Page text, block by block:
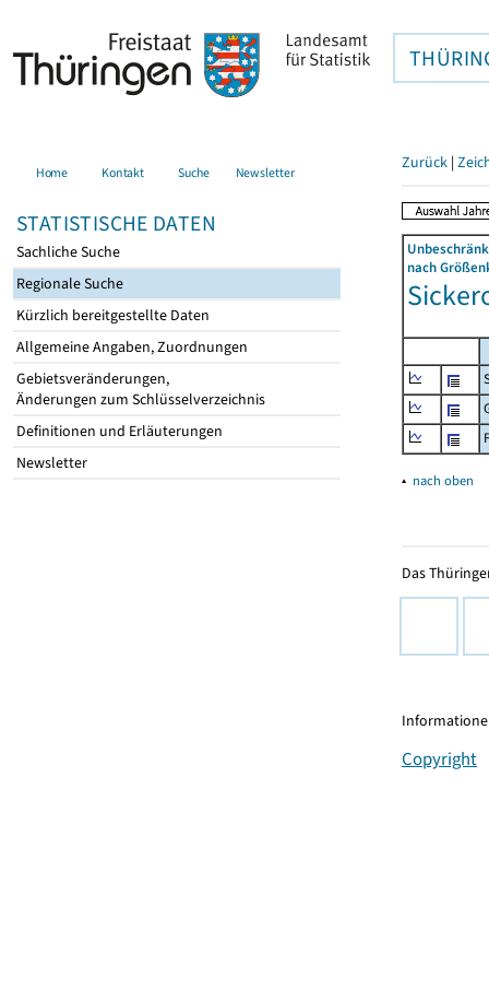
Home Kontakt Suche Newsletter
STATISTISCHE DATEN
Sachliche Suche
Regionale Suche
Kürzlich bereitgestellte Daten
Allgemeine Angaben, Zuordnungen
Gebietsveränderungen,
Änderungen zum Schlüsselverzeichnis
Definitionen und Erläuterungen
Newsletter
Zurück |
nach
▴ nach oben
Das
Copyright